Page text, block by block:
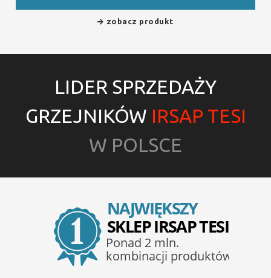
zobacz produkt
LIDER SPRZEDAŻY
GRZEJNIKÓW IRSAP TESI
W POLSCE